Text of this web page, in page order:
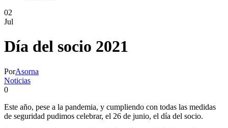
02
Jul
Día del socio 2021
PorAsorna
Noticias
0
Este año, pese a la pandemia, y cumpliendo con todas las medidas
de seguridad pudimos celebrar, el 26 de junio, el día del socio.